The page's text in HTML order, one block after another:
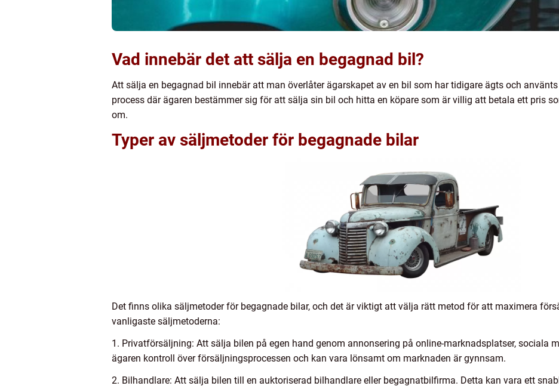
Vad innebär det att sälja en begagnad bil?
Att sälja en begagnad bil innebär att man överlåter ägarskapet av en bil som har tidigare ägts och
process där ägaren bestämmer sig för att sälja sin bil och hitta en köpare som är villig att betala ett pris
om.
Typer av säljmetoder för begagnade bilar
Det finns olika säljmetoder för begagnade bilar, och det är viktigt att välja rätt metod för att maximera
vanligaste säljmetoderna:
1. Privatförsäljning: Att sälja bilen på egen hand genom annonsering på online-marknadsplatser, sociala
ägaren kontroll över försäljningsprocessen och kan vara lönsamt om marknaden är gynnsam.
2. Bilhandlare: Att sälja bilen till en auktoriserad bilhandlare eller begagnatbilfirma. Detta kan vara ett